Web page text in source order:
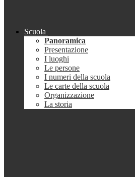
Scuola
Panoramica
Presentazione
I luoghi
Le persone
I numeri della scuola
Le carte della scuola
Organizzazione
La storia